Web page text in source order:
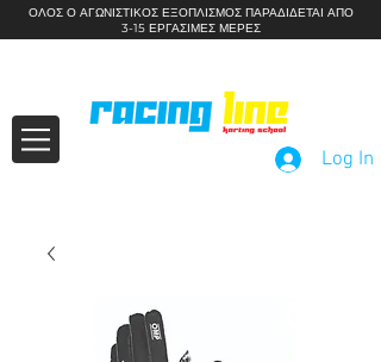
ΟΛΟΣ Ο ΑΓΩΝΙΣΤΙΚΟΣ ΕΞΟΠΛΙΣΜΟΣ ΠΑΡΑΔΙΔΕΤΑΙ ΑΠΟ
3-15 ΕΡΓΑΣΙΜΕΣ ΜΕΡΕΣ
Log In